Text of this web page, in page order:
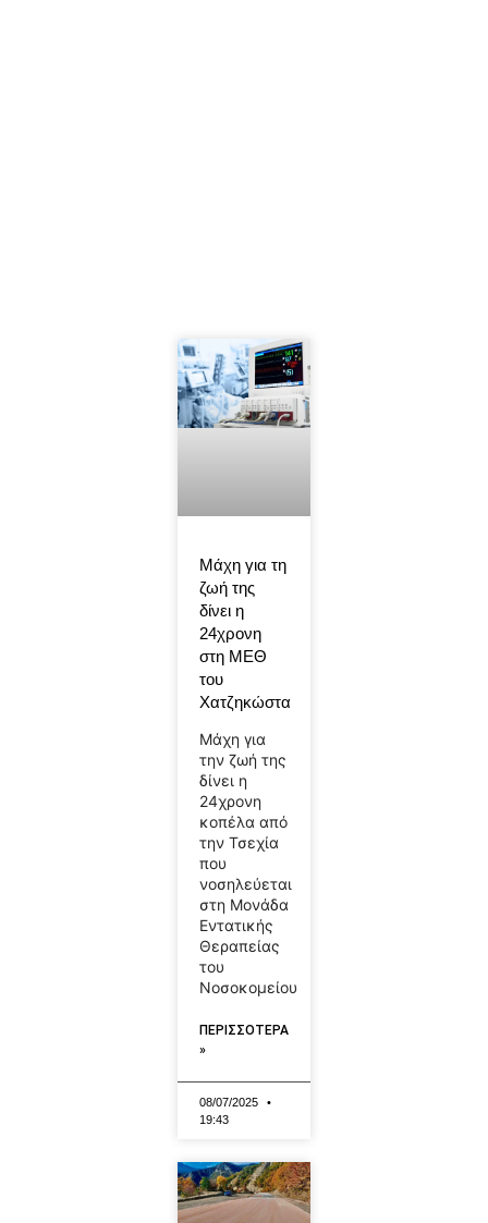
Μάχη για τη
ζωή της
δίνει η
24χρονη
στη ΜΕΘ
του
Χατζηκώστα
Μάχη για
την ζωή της
δίνει η
24χρονη
κοπέλα από
την Τσεχία
που
νοσηλεύεται
στη Μονάδα
Εντατικής
Θεραπείας
του
Νοσοκομείου
ΠΕΡΙΣΣΟΤΕΡΑ
»
08/07/2025
19:43